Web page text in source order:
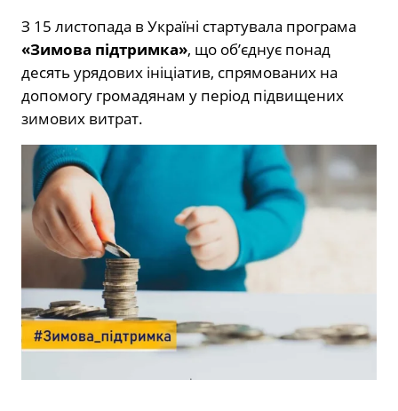
З 15 листопада в Україні стартувала програма
«Зимова підтримка», що об’єднує понад
десять урядових ініціатив, спрямованих на
допомогу громадянам у період підвищених
зимових витрат.